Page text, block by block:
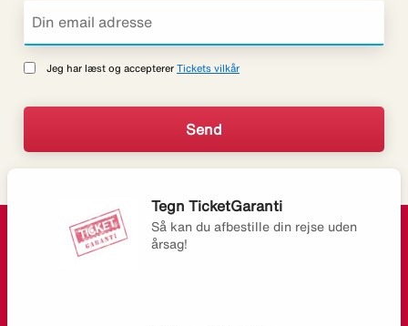
Jeg har læst og accepterer Tickets vilkår
Tegn TicketGaranti
Så kan du afbestille din rejse uden
årsag!